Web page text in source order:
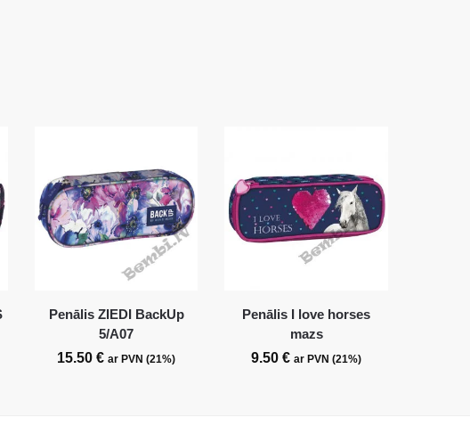
Penālis ZIEDI BackUp
5/A07
15.50€ ar PVN (21%)
Penālis I love horses
mazs
9.50€ ar PVN (21%)